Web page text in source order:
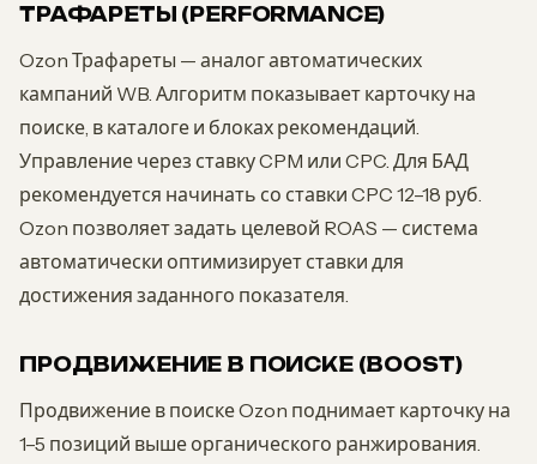
ТРАФАРЕТЫ (PERFORMANCE)
Ozon Трафареты — аналог автоматических
кампаний WB. Алгоритм показывает карточку на
поиске, в каталоге и блоках рекомендаций.
Управление через ставку CPM или CPC. Для БАД
рекомендуется начинать со ставки CPC 12–18 руб.
Ozon позволяет задать целевой ROAS — система
автоматически оптимизирует ставки для
достижения заданного показателя.
ПРОДВИЖЕНИЕ В ПОИСКЕ (BOOST)
Продвижение в поиске Ozon поднимает карточку на
1–5 позиций выше органического ранжирования.